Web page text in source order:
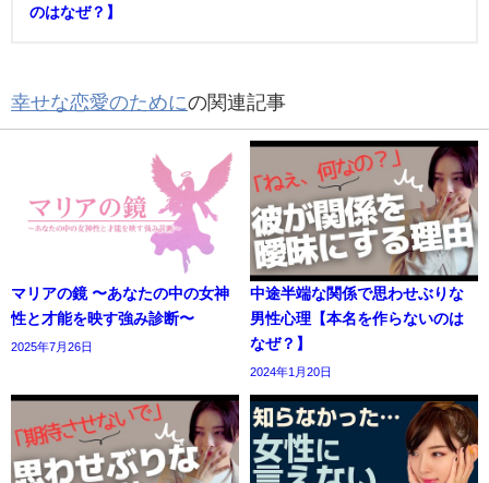
のはなぜ？】
幸せな恋愛のためにの関連記事
マリアの鏡 〜あなたの中の女神
性と才能を映す強み診断〜
2025年7月26日
中途半端な関係で思わせぶりな
男性心理【本名を作らないのは
なぜ？】
2024年1月20日